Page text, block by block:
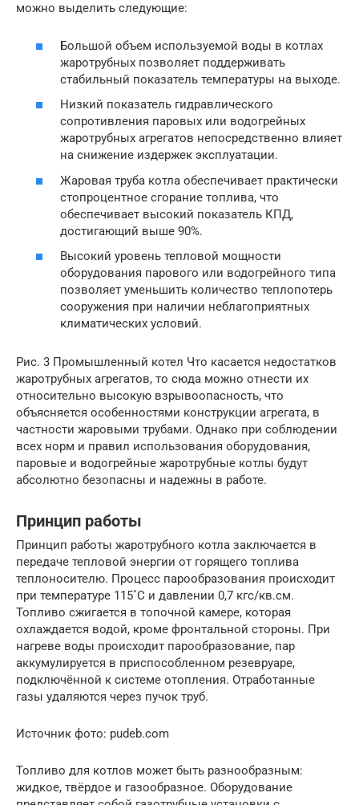
можно выделить следующие:
Большой объем используемой воды в котлах
жаротрубных позволяет поддерживать
стабильный показатель температуры на выходе.
Низкий показатель гидравлического
сопротивления паровых или водогрейных
жаротрубных агрегатов непосредственно влияет
на снижение издержек эксплуатации.
Жаровая труба котла обеспечивает практически
стопроцентное сгорание топлива, что
обеспечивает высокий показатель КПД,
достигающий выше 90%.
Высокий уровень тепловой мощности
оборудования парового или водогрейного типа
позволяет уменьшить количество теплопотерь
сооружения при наличии неблагоприятных
климатических условий.
Рис. 3 Промышленный котел Что касается недостатков
жаротрубных агрегатов, то сюда можно отнести их
относительно высокую взрывоопасность, что
объясняется особенностями конструкции агрегата, в
частности жаровыми трубами. Однако при соблюдении
всех норм и правил использования оборудования,
паровые и водогрейные жаротрубные котлы будут
абсолютно безопасны и надежны в работе.
Принцип работы
Принцип работы жаротрубного котла заключается в
передаче тепловой энергии от горящего топлива
теплоносителю. Процесс парообразования происходит
при температуре 115˚С и давлении 0,7 кгс/кв.см.
Топливо сжигается в топочной камере, которая
охлаждается водой, кроме фронтальной стороны. При
нагреве воды происходит парообразование, пар
аккумулируется в приспособленном резевруаре,
подключённой к системе отопления. Отработанные
газы удаляются через пучок труб.
Источник фото: pudeb.com
Топливо для котлов может быть разнообразным:
жидкое, твёрдое и газообразное. Оборудование